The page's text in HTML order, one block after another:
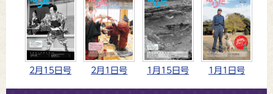
2月15日号 2月1日号 1月15日号 1月1日号